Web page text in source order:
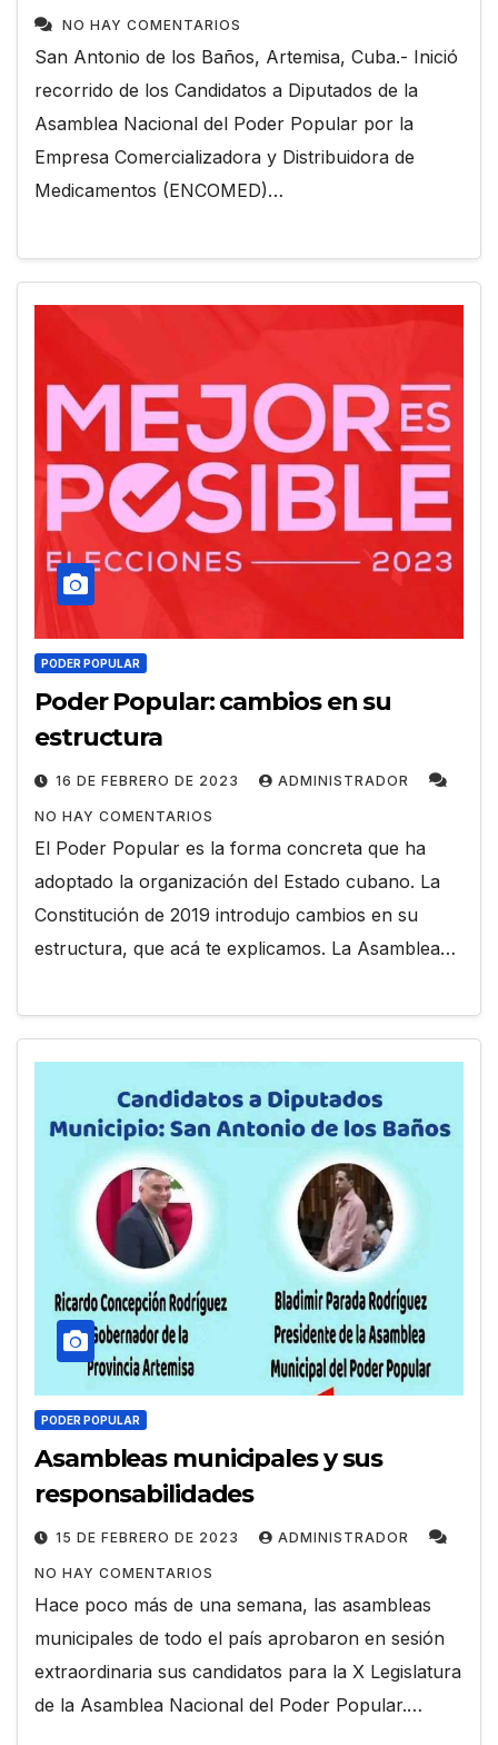
NO HAY COMENTARIOS
San Antonio de los Baños, Artemisa, Cuba.- Inició
recorrido de los Candidatos a Diputados de la
Asamblea Nacional del Poder Popular por la
Empresa Comercializadora y Distribuidora de
Medicamentos (ENCOMED)…
PODER POPULAR
Poder Popular: cambios en su
estructura
16 DE FEBRERO DE 2023 ADMINISTRADOR
NO HAY COMENTARIOS
El Poder Popular es la forma concreta que ha
adoptado la organización del Estado cubano. La
Constitución de 2019 introdujo cambios en su
estructura, que acá te explicamos. La Asamblea…
PODER POPULAR
Asambleas municipales y sus
responsabilidades
15 DE FEBRERO DE 2023 ADMINISTRADOR
NO HAY COMENTARIOS
Hace poco más de una semana, las asambleas
municipales de todo el país aprobaron en sesión
extraordinaria sus candidatos para la X Legislatura
de la Asamblea Nacional del Poder Popular.…